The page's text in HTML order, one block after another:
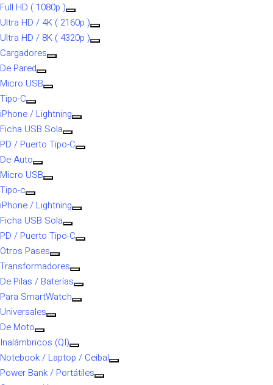
Full HD ( 1080p )
Ultra HD / 4K ( 2160p )
Ultra HD / 8K ( 4320p )
Cargadores
De Pared
Micro USB
Tipo-C
iPhone / Lightning
Ficha USB Sola
PD / Puerto Tipo-C
De Auto
Micro USB
Tipo-c
iPhone / Lightning
Ficha USB Sola
PD / Puerto Tipo-C
Otros Pases
Transformadores
De Pilas / Baterías
Para SmartWatch
Universales
De Moto
Inalámbricos (QI)
Notebook / Laptop / Ceibal
Power Bank / Portátiles